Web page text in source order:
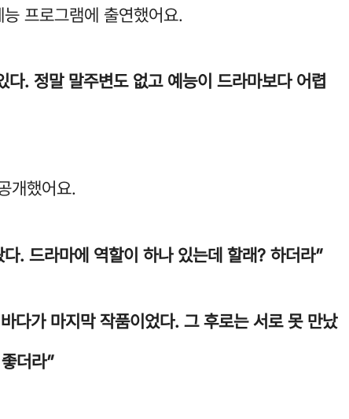
프로그램에 출연했어요.
다. 정말 말주변도 없고 예능이 드라마보다 어렵
개했어요.
. 드라마에 역할이 하나 있는데 할래? 하더라”
다가 마지막 작품이었다. 그 후로는 서로 못 만났
더라”